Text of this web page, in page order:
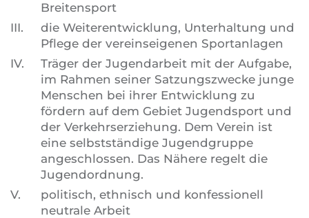
Breitensport
III.
die Weiterentwicklung, Unterhaltung und
Pflege der vereinseigenen Sportanlagen
IV.
Träger der Jugendarbeit mit der Aufgabe,
im Rahmen seiner Satzungszwecke junge
Menschen bei ihrer Entwicklung zu
fördern auf dem Gebiet Jugendsport und
der Verkehrserziehung. Dem Verein ist
eine selbstständige Jugendgruppe
angeschlossen. Das Nähere regelt die
Jugendordnung.
V.
politisch, ethnisch und konfessionell
neutrale Arbeit